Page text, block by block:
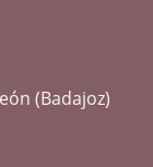
(Badajoz)